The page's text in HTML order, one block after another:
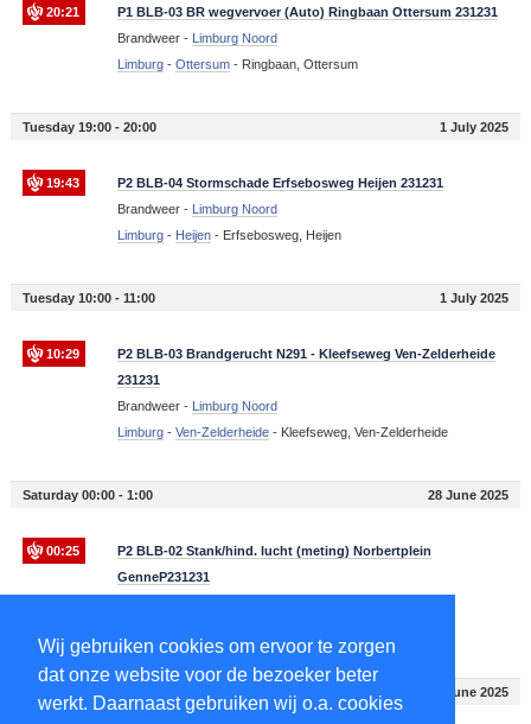
Wij gebruiken cookies om ervoor te zorgen
dat onze website voor de bezoeker beter
werkt. Daarnaast gebruiken wij o.a. cookies
20:21
P1 BLB-03 BR wegvervoer (Auto) Ringbaan Ottersum 231231
Brandweer - Limburg Noord
Limburg- Ottersum- Ringbaan, Ottersum
Tuesday 19:00 - 20:00 1 July 2025
19:43
P2 BLB-04 Stormschade Erfsebosweg Heijen 231231
Brandweer - Limburg Noord
Limburg- Heijen- Erfsebosweg, Heijen
Tuesday 10:00 - 11:00 1 July 2025
10:29
P2 BLB-03 Brandgerucht N291 - Kleefseweg Ven-Zelderheide
231231
Brandweer - Limburg Noord
Limburg- Ven-Zelderheide- Kleefseweg, Ven-Zelderheide
Saturday 00:00 - 1:00 28 June 2025
00:25
P2 BLB-02 Stank/hind. lucht (meting) Norbertplein
GenneP231231
25 June 2025